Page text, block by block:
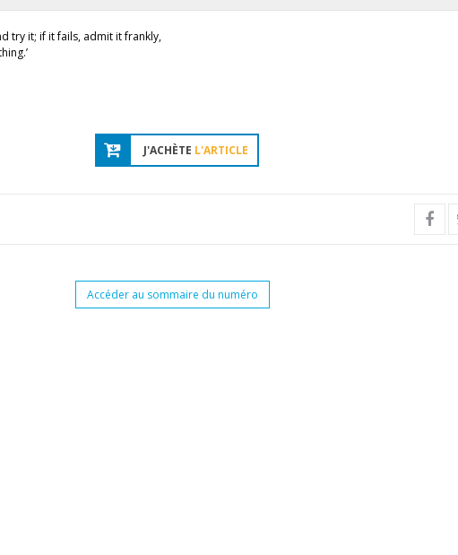
try it; if it fails, admit it frankly,
J'ACHÈTE L'ARTICLE
Accéder au sommaire du numéro